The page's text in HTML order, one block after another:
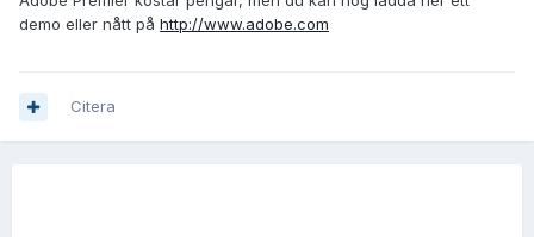
demo eller nått på http://www.adobe.com
Citera